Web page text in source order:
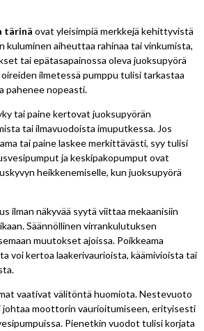
tärinä ovat yleisimpiä merkkejä kehittyvistä
kuluminen aiheuttaa rahinaa tai vinkumista,
tai epätasapainossa oleva juoksupyörä
ilmetessä pumppu tulisi tarkastaa
pahenee nopeasti.
tai paine kertovat juoksupyörän
tai ilmavuodoista imuputkessa. Jos
tai paine laskee merkittävästi, syy tulisi
ja keskipakopumput ovat
heikkenemiselle, kun juoksupyörä
ilman näkyvää syytä viittaa mekaanisiin
Säännöllinen virrankulutuksen
muutokset ajoissa. Poikkeama
voi kertoa laakerivaurioista, käämivioista tai
vaativat välitöntä huomiota. Nestevuoto
johtaa moottorin vaurioitumiseen, erityisesti
Pienetkin vuodot tulisi korjata